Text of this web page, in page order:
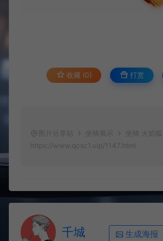
收藏 (0) 打赏
图片分享站 坐骑展示
坐骑 火焰狐
https://www.qcsc1.vip/1147.html
千城 生成海报